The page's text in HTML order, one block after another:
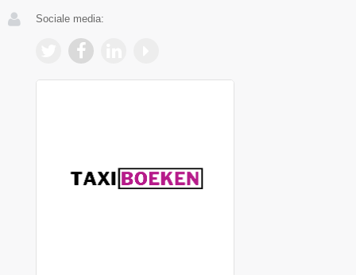
Sociale media: